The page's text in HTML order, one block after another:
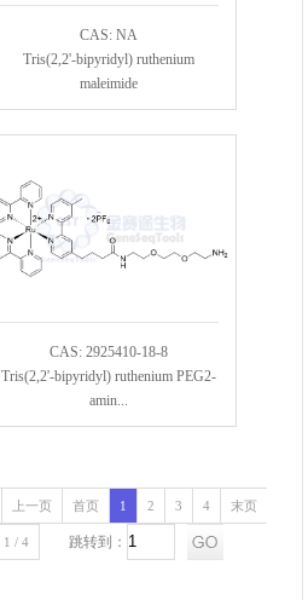
CAS: NA
Tris(2,2'-bipyridyl) ruthenium
maleimide
CAS: 2925410-18-8
Tris(2,2'-bipyridyl) ruthenium PEG2-
amin...
上一页 首页 1 2 3 4 末页
1 / 4 跳转到：